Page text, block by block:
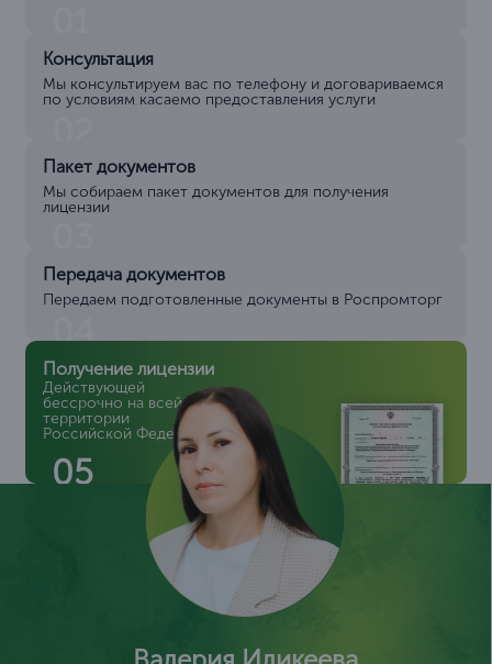
Консультация
Мы консультируем вас по телефону и договариваемся
по условиям касаемо предоставления услуги
Пакет документов
Мы собираем пакет документов для получения
лицензии
Передача документов
Передаем подготовленные документы в Роспромторг
04
Получение лицензии
Действующей
бессрочно на всей
территории
Российской Федерации
05